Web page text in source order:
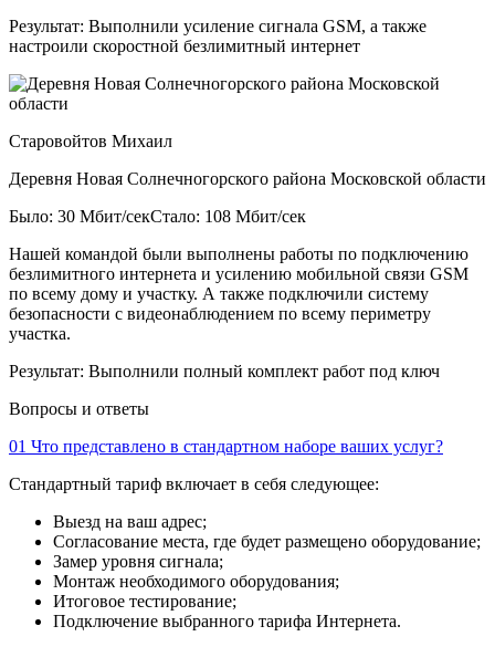
Результат: Выполнили усиление сигнала GSM, а также
настроили скоростной безлимитный интернет
Старовойтов Михаил
Деревня Новая Солнечногорского района Московской области
Было: 30 Мбит/секСтало: 108 Мбит/сек
Нашей командой были выполнены работы по подключению
безлимитного интернета и усилению мобильной связи GSM
по всему дому и участку. А также подключили систему
безопасности с видеонаблюдением по всему периметру
участка.
Результат: Выполнили полный комплект работ под ключ
Вопросы и ответы
01 Что представлено в стандартном наборе ваших услуг?
Стандартный тариф включает в себя следующее:
Выезд на ваш адрес;
Согласование места, где будет размещено оборудование;
Замер уровня сигнала;
Монтаж необходимого оборудования;
Итоговое тестирование;
Подключение выбранного тарифа Интернета.